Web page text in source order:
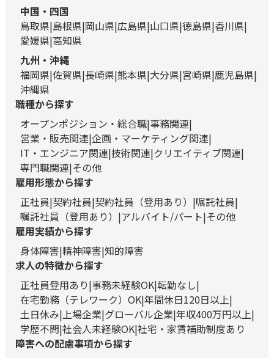
中国・四国
鳥取県 島根県 岡山県 広島県 山口県 徳島県 香川県
愛媛県 高知県
九州・沖縄
福岡県 佐賀県 長崎県 熊本県 大分県 宮崎県 鹿児島県
沖縄県
職種から探す
オープンポジション・総合職 事務関連
営業・販売関連 企画・マーケティング関連
IT・エンジニア関連 技術関連 クリエイティブ関連
専門職関連 その他
雇用形態から探す
正社員 契約社員 契約社員（登用あり）
嘱託社員
嘱託社員（登用あり）
アルバイト/パート その他
雇用実績から探す
身体障害 精神障害 知的障害
求人の特徴から探す
正社員登用あり 事務未経験OK 転勤なし
在宅勤務（テレワーク）OK 年間休日120日以上
土日休み 上場企業 グローバル企業 年収400万円以上
学歴不問 社会人未経験OK 社宅・家賃補助制度あり
障害への配慮事項から探す